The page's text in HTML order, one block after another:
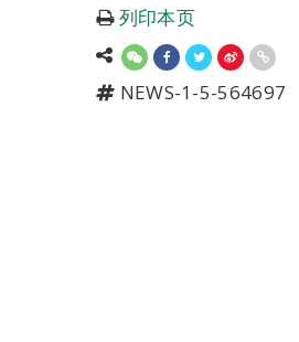
列印本页
NEWS-1-5-564697